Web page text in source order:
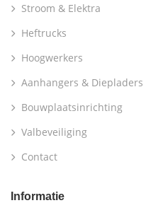
Stroom & Elektra
Heftrucks
Hoogwerkers
Aanhangers & Diepladers
Bouwplaatsinrichting
Valbeveiliging
Contact
Informatie